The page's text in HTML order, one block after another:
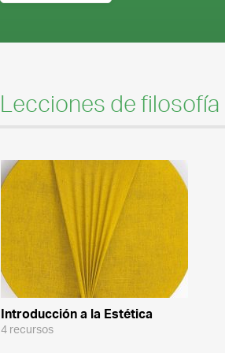
Lecciones de filosofía
Introducción a la Estética
4 recursos